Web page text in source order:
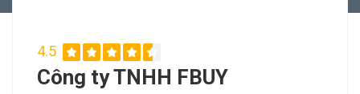
4.5
Công ty TNHH FBUY